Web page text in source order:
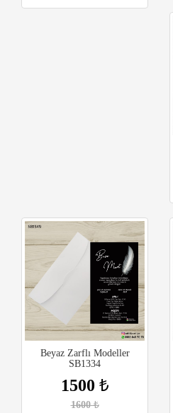
Beyaz Zarflı Modeller
SB1334
1500 ₺
1600₺